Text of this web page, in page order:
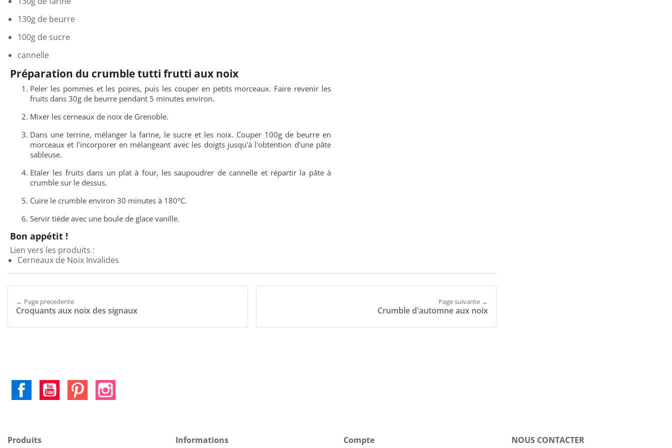
130g de beurre
100g de sucre
cannelle
Préparation du crumble tutti frutti aux noix
Peler les pommes et les poires, puis les couper en petits morceaux. Faire revenir les
fruits dans 30g de beurre pendant 5 minutes environ.
Mixer les cerneaux de noix de Grenoble.
Dans une terrine, mélanger la farine, le sucre et les noix. Couper 100g de beurre en
morceaux et l'incorporer en mélangeant avec les doigts jusqu'à l'obtention d'une pâte
sableuse.
Etaler les fruits dans un plat à four, les saupoudrer de cannelle et répartir la pâte à
crumble sur le dessus.
Cuire le crumble environ 30 minutes à 180°C.
Servir tiède avec une boule de glace vanille.
Bon appétit !
Lien vers les produits :
Cerneaux de Noix Invalides
← Page precedente
Croquants aux noix des signaux
Page suivante →
Crumble d'automne aux noix
FacebookYouTubePinterest
Produits Informations Compte NOUS CONTACTER